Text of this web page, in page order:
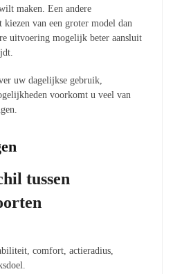
maken. Een andere
van een groter model dan
uitvoering mogelijk beter aansluit
uw dagelijkse gebruik,
voorkomt u veel van
tussen
comfort, actieradius,